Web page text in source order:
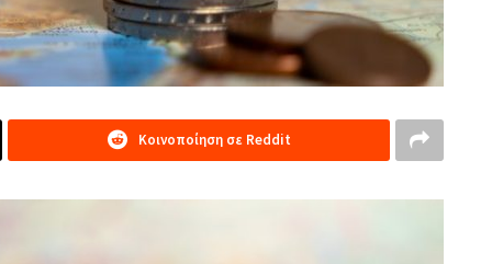
Κοινοποίηση σε Reddit